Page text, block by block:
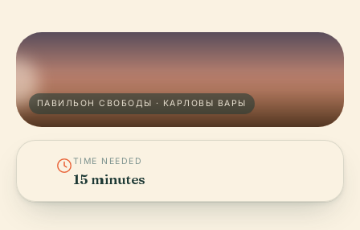
ПАВИЛЬОН СВОБОДЫ · КАРЛОВЫ ВАРЫ
TIME NEEDED
15 minutes